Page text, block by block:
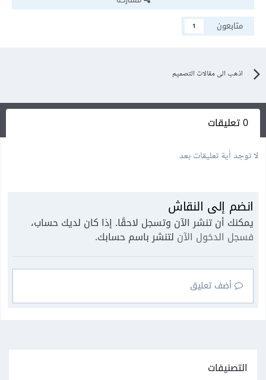
متابعون
1
اذهب الى مقالات التصميم
0 تعليقات
لا توجد أية تعليقات بعد
انضم إلى النقاش
يمكنك أن تنشر الآن وتسجل لاحقًا. إذا كان لديك حساب،
فسجل الدخول الآن لتنشر باسم حسابك.
أضف تعليق
التصنيفات